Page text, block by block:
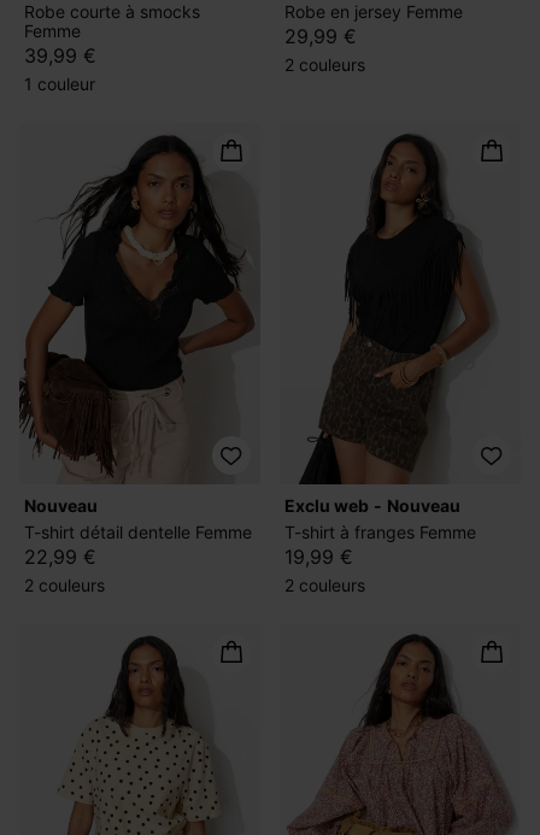
Robe courte à smocks
Femme
39,99 €
1 couleur
Robe en jersey Femme
29,99 €
2 couleurs
nouveau
T-shirt détail dentelle Femme
22,99 €
2 couleurs
exclu web
nouveau
T-shirt à franges Femme
19,99 €
2 couleurs